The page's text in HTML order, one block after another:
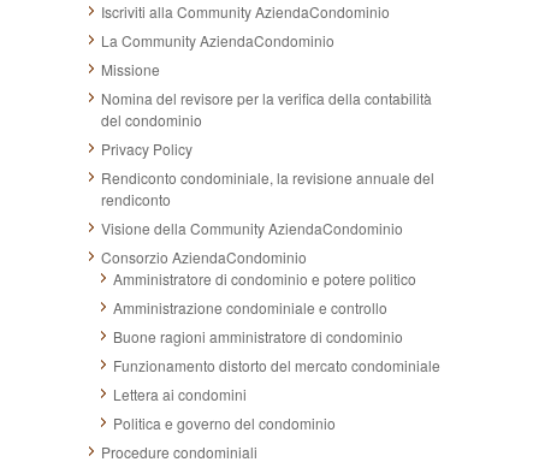
Iscriviti alla Community AziendaCondominio
La Community AziendaCondominio
Missione
Nomina del revisore per la verifica della contabilità
del condominio
Privacy Policy
Rendiconto condominiale, la revisione annuale del
rendiconto
Visione della Community AziendaCondominio
Consorzio AziendaCondominio
Amministratore di condominio e potere politico
Amministrazione condominiale e controllo
Buone ragioni amministratore di condominio
Funzionamento distorto del mercato condominiale
Lettera ai condomini
Politica e governo del condominio
Procedure condominiali